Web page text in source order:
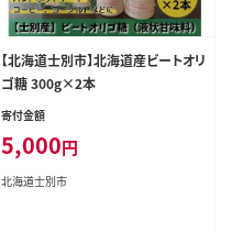
【北海道士別市】北海道産ビートオリ
ゴ糖 300g×2本
寄付金額
5,000円
北海道士別市